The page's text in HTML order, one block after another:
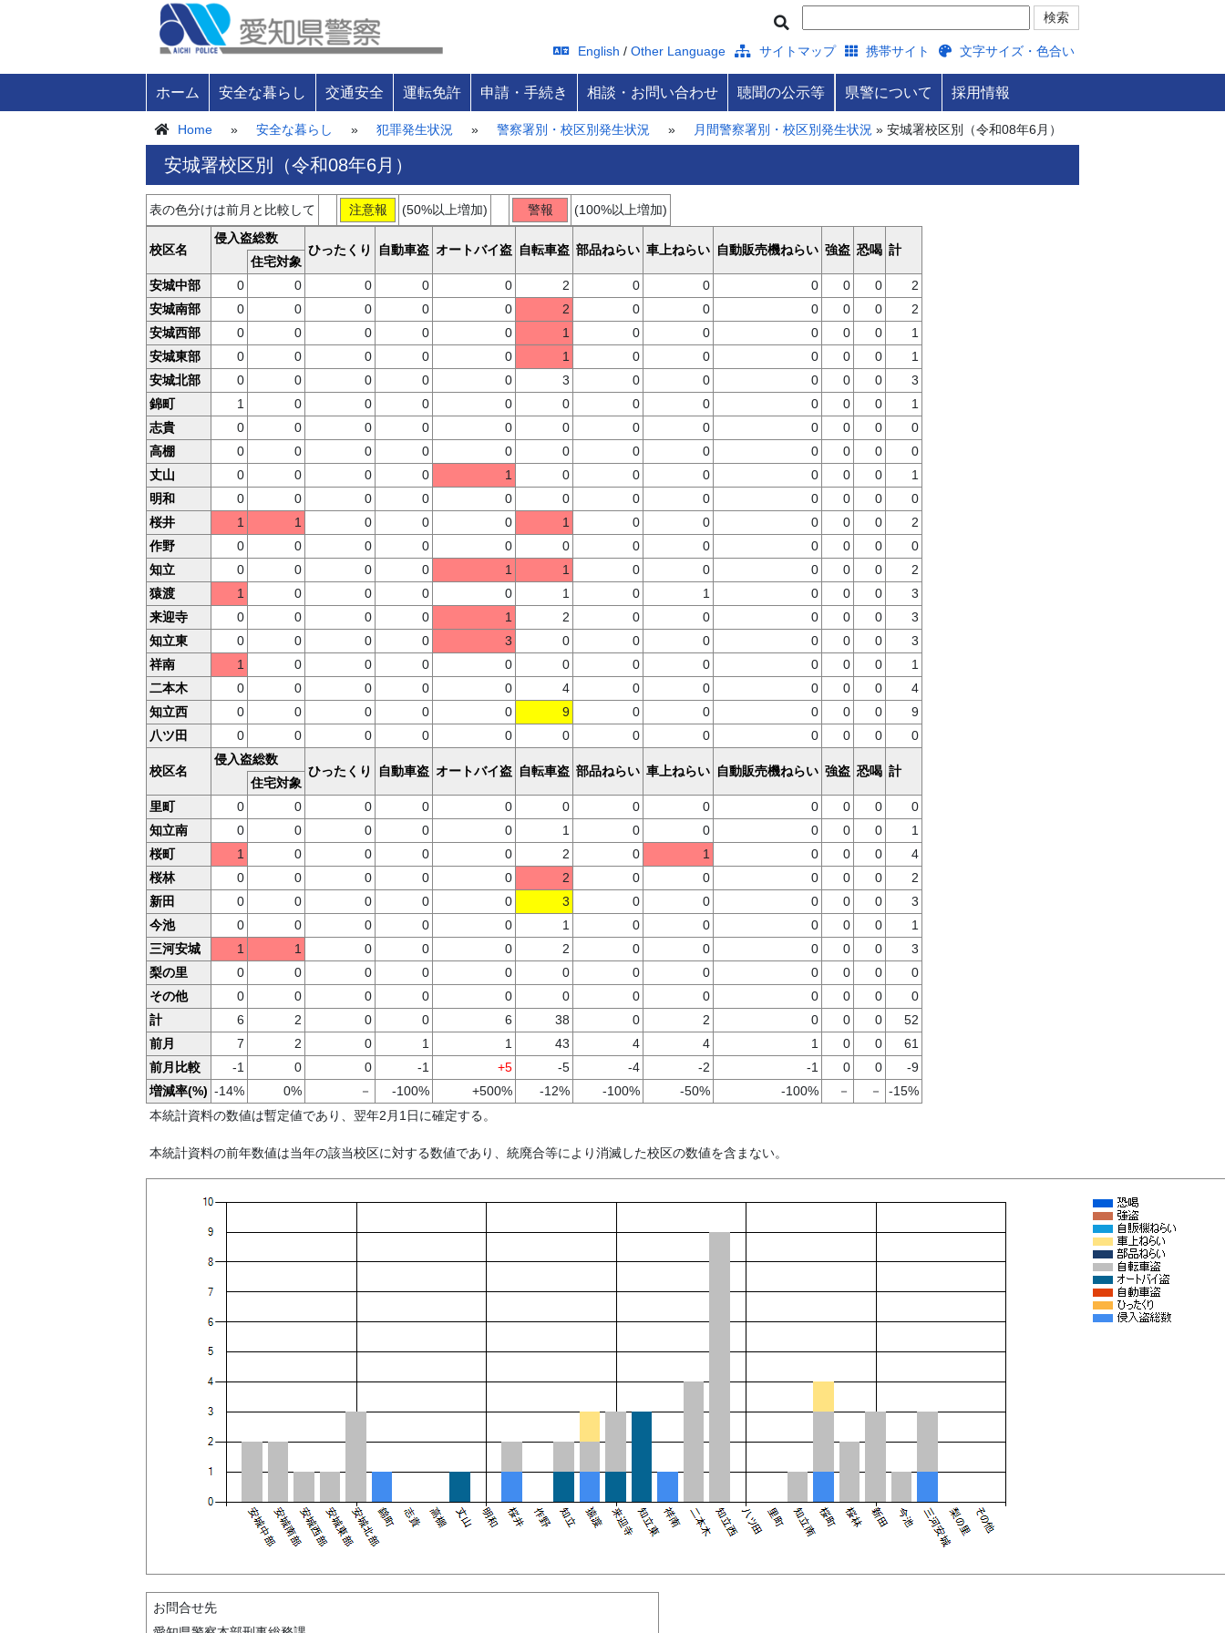
English / Other Language サイトマップ 携帯サイト 文字サイズ・色合い
ホーム 安全な暮らし 交通安全 運転免許 申請・手続き 相談・お問い合わせ 聴聞の公示等 県警について 採用情報
Home » 安全な暮らし » 犯罪発生状況 » 警察署別・校区別発生状況 » 月間警察署別・校区別発生状況 » 安城署校区別（令和08年6月）
安城署校区別（令和08年6月）
表の色分けは前月と比較して 注意報 (50%以上増加) 警報 (100%以上増加)
校区名
侵入盗総数
ひったくり
自動車盗 オートバイ盗 自転車盗 部品ねらい 車上ねらい 自動販売機ねらい 強盗 恐喝 計
住宅対象
安城中部
0 0 0 0 0 2 0 0 0 0 0
2
安城南部
0 0 0 0 0 2 0 0 0 0 0
2
安城西部
0 0 0 0 0 1 0 0 0 0 0
1
安城東部
0 0 0 0 0 1 0 0 0 0 0
1
安城北部
0 0 0 0 0 3 0 0 0 0 0
3
錦町
1 0 0 0 0 0 0 0 0 0 0
1
志貴
0 0 0 0 0 0 0 0 0 0 0
0
高棚
0 0 0 0 0 0 0 0 0 0 0
0
丈山
0 0 0 0 1 0 0 0 0 0 0
1
明和
0 0 0 0 0 0 0 0 0 0 0
0
桜井
1 1 0 0 0 1 0 0 0 0 0
2
作野
0 0 0 0 0 0 0 0 0 0 0
0
知立
0 0 0 0 1 1 0 0 0 0 0
2
猿渡
1 0 0 0 0 1 0 1 0 0 0
3
来迎寺
0 0 0 0 1 2 0 0 0 0 0
3
知立東
0 0 0 0 3 0 0 0 0 0 0
3
祥南
1 0 0 0 0 0 0 0 0 0 0
1
二本木
0 0 0 0 0 4 0 0 0 0 0
4
知立西
0 0 0 0 0 9 0 0 0 0 0
9
八ツ田
0 0 0 0 0 0 0 0 0 0 0 0
校区名
侵入盗総数
ひったくり
自動車盗 オートバイ盗 自転車盗 部品ねらい 車上ねらい 自動販売機ねらい 強盗 恐喝 計
住宅対象
里町
0 0 0 0 0 0 0 0 0 0 0
0
知立南
0 0 0 0 0 1 0 0 0 0 0
1
桜町
1 0 0 0 0 2 0 1 0 0 0
4
桜林
0 0 0 0 0 2 0 0 0 0 0
2
新田
0 0 0 0 0 3 0 0 0 0 0
3
今池
0 0 0 0 0 1 0 0 0 0 0
1
三河安城
1 1 0 0 0 2 0 0 0 0 0
3
梨の里
0 0 0 0 0 0 0 0 0 0 0
0
その他
0 0 0 0 0 0 0 0 0 0 0
0
計
6 2 0 0 6 38 0 2 0 0 0
52
前月
7 2 0 1 1 43 4 4 1 0 0
61
前月比較
-1 0 0 -1 +5 -5 -4 -2 -1 0 0
-9
増減率(%) -14% 0% － -100% +500% -12% -100% -50% -100% － －
-15%
本統計資料の数値は暫定値であり、翌年2月1日に確定する。
本統計資料の前年数値は当年の該当校区に対する数値であり、統廃合等により消滅した校区の数値を含まない。
お問合せ先